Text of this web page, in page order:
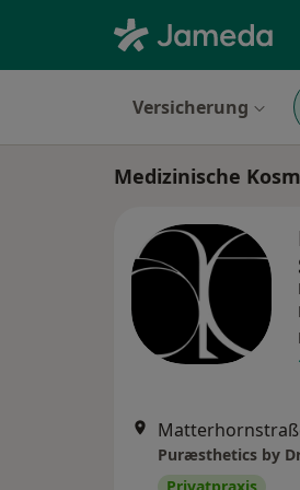
Versicherung
Medizinische
Puræsthetics by